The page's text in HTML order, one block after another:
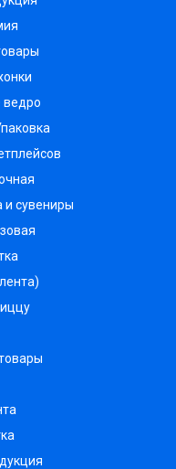
ведро
и сувениры